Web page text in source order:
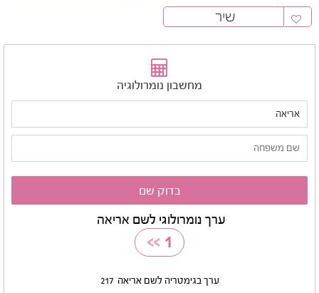
שיר
מחשבון נומרולוגיה
ערך נומרולוגי לשם אריאה
1
>>
ערך בגימטריה לשם אריאה 217